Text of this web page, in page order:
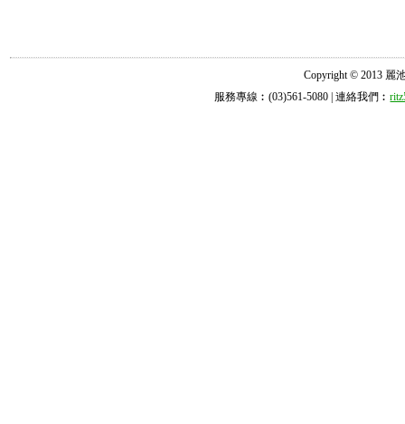
Copyright © 2013 麗
服務專線︰(03)561-5080 | 連絡我們︰